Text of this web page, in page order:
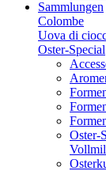
Sammlungen
Colombe
Uova di
Oster-Special
Oster-